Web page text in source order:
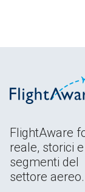
FlightAware
reale, storici
segmenti del
settore aereo.